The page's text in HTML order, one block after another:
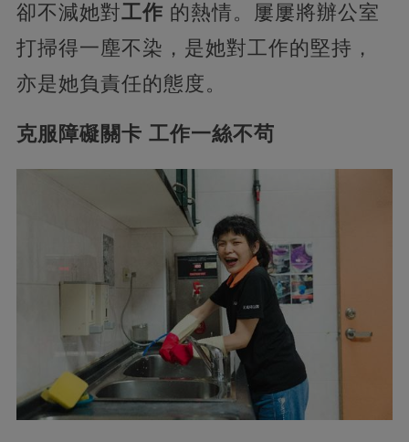
卻不減她對工作 的熱情。屢屢將辦公室
打掃得一塵不染，是她對工作的堅持，
亦是她負責任的態度。
克服障礙關卡 工作一絲不茍